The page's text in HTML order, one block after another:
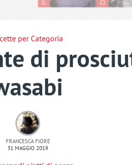
per Categoria
di
FRANCESCA FIORE
31 MAGGIO 2019